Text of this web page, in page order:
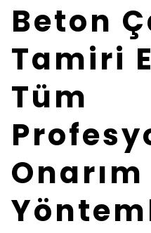
Beton
Tamiri
Tüm
Onarım